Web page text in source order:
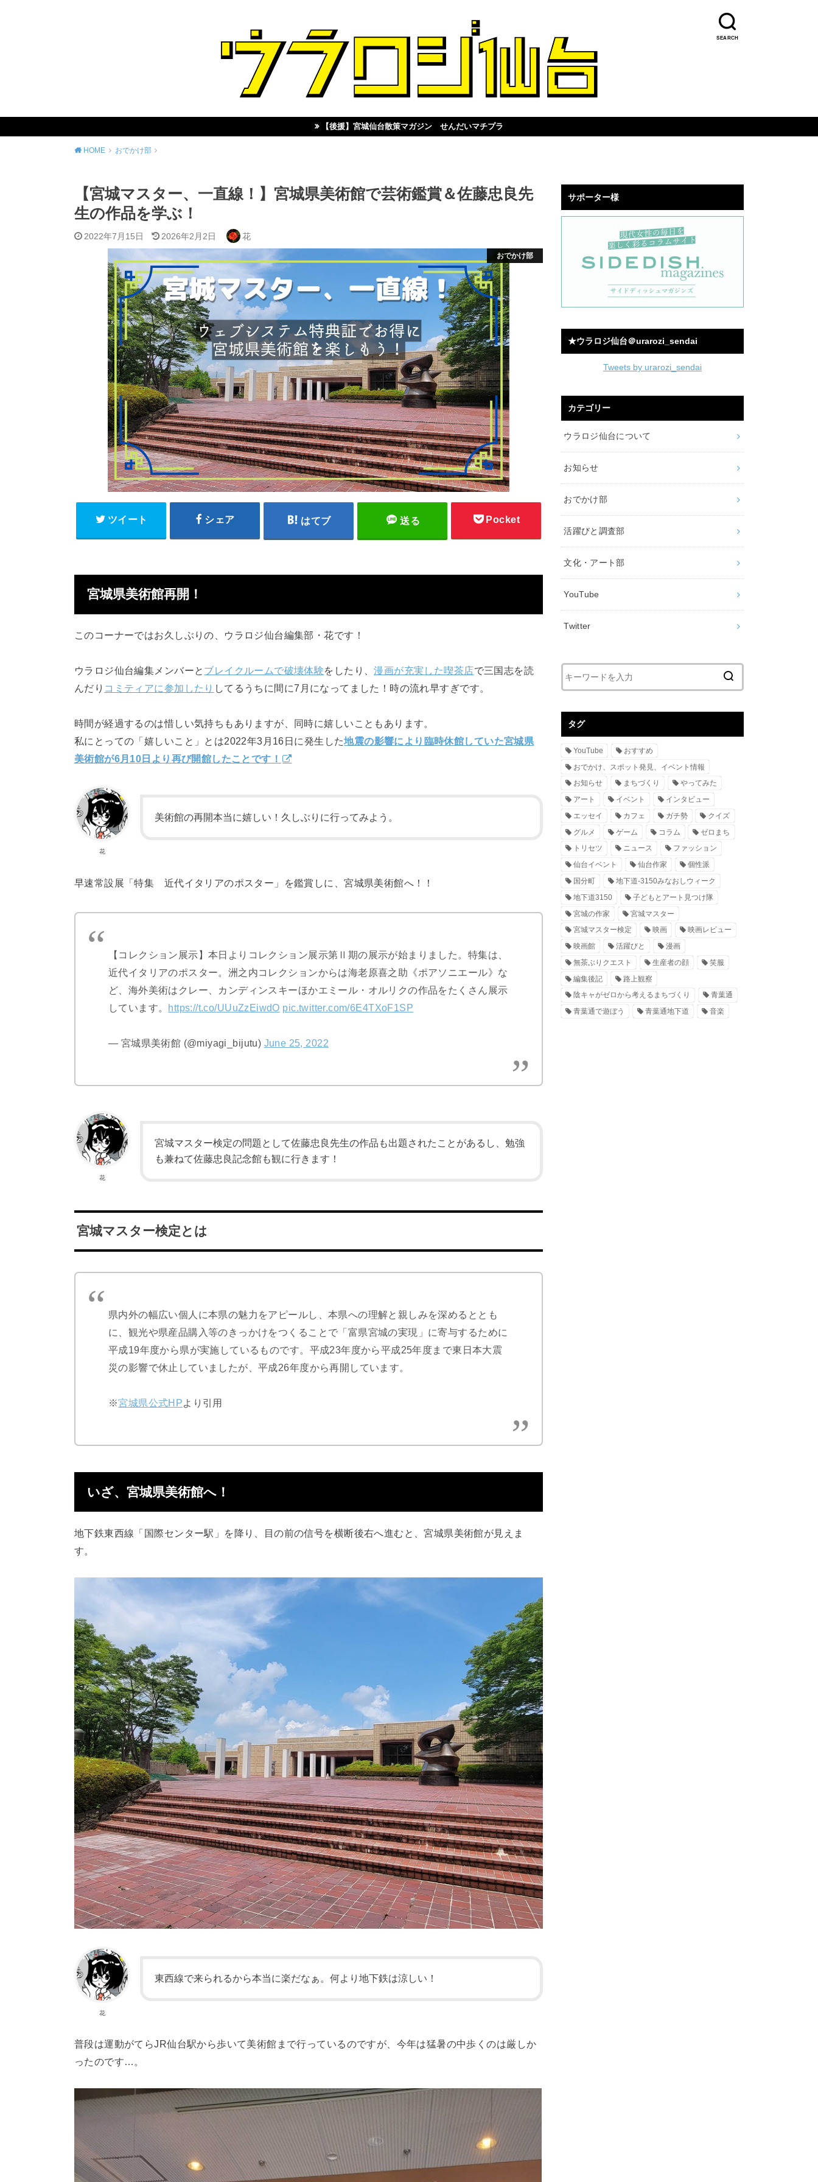
SEARCH
【後援】宮城仙台散策マガジン せんだいマチプラ
HOME おでかけ部
【宮城マスター、一直線！】宮城県美術館で芸術鑑賞＆佐藤忠良先
生の作品を学ぶ！
2022年7月15日 2026年2月2日 花
おでかけ部
ツイート シェア はてブ 送る Pocket
宮城県美術館再開！
このコーナーではお久しぶりの、ウラロジ仙台編集部・花です！
ウラロジ仙台編集メンバーと ブレイクルームで破壊体験をしたり、漫画が充実した喫茶店で三国志を読
んだり コミティアに参加したり してるうちに間に7月になってました！ 時の流れ早すぎです。
時間が経過するのは惜しい気持ちもありますが、同時に嬉しいこともあります。
私にとっての「嬉しいこと」とは2022年3月16日に発生した地震の影響により臨時休館していた宮城県
美術館が6月10日より再び開館したことです！
花
美術館の再開本当に嬉しい！久しぶりに行ってみよう。
早速常設展「特集 近代イタリアのポスター」を鑑賞しに、宮城県美術館へ！！
【コレクション展示】本日よりコレクション展示第Ⅱ期の展示が始まりました。特集は、
近代イタリアのポスター。洲之内コレクションからは海老原喜之助《ポアソニエール》な
ど、海外美術はクレー、カンディンスキーほかエミール・オルリクの作品をたくさん展示
しています。 https://t.co/UUuZzEiwdO pic.twitter.com/6E4TXoF1SP
— 宮城県美術館 (@miyagi_bijutu) June 25, 2022
花
宮城マスター検定の問題として佐藤忠良先生の作品も出題されたことがあるし、勉強
も兼ねて佐藤忠良記念館も観に行きます！
宮城マスター検定とは
県内外の幅広い個人に本県の魅力をアピールし、本県への理解と親しみを深めるととも
に、観光や県産品購入等のきっかけをつくることで「富県宮城の実現」に寄与するために
平成19年度から県が実施しているものです。 平成23年度から平成25年度まで東日本大震
災の影響で休止していましたが、平成26年度から再開しています。
※宮城県公式HPより引用
いざ、宮城県美術館へ！
地下鉄東西線「国際センター駅」を降り、目の前の信号を横断後右へ進むと、宮城県美術館が見えま
す。
花
東西線で来られるから本当に楽だなぁ。何より地下鉄は涼しい！
普段は運動がてらJR仙台駅から歩いて美術館まで行っているのですが、今年は猛暑の中歩くのは厳しか
ったのです…。
サポーター様
★ウラロジ仙台＠urarozi_sendai
Tweets by urarozi_sendai
カテゴリー
ウラロジ仙台について
お知らせ
おでかけ部
活躍びと調査部
文化・アート部
YouTube
Twitter
タグ
YouTube
おすすめ
おでかけ、スポット発見、イベント情報
お知らせ
まちづくり
やってみた
アート
イベント
インタビュー
エッセイ
カフェ ガチ勢
クイズ
グルメ
ゲーム コラム
ゼロまち
トリセツ
ニュース
ファッション
仙台イベント
仙台作家
個性派
国分町
地下道-3150みなおしウィーク
地下道3150
子どもとアート見つけ隊
宮城の作家
宮城マスター
宮城マスター検定
映画
映画レビュー
映画館
活躍びと
漫画
無茶ぶりクエスト
生産者の顔
笑服
編集後記
路上観察
陰キャがゼロから考えるまちづくり
青葉通
青葉通で遊ぼう
青葉通地下道 音楽